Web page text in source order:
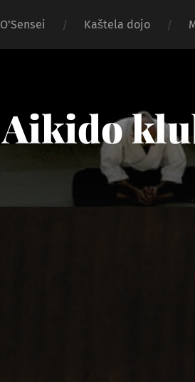
O’Sensei Kaštela dojo
Aikido